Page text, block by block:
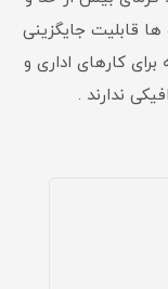
قابلیت جایگزینی
کارهای اداری و
ندارند .